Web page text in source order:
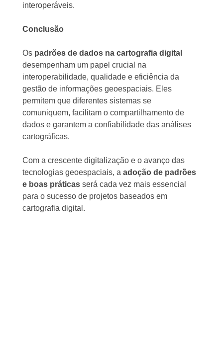
interoperáveis.
Conclusão
Os padrões de dados na cartografia digital
desempenham um papel crucial na
interoperabilidade, qualidade e eficiência da
gestão de informações geoespaciais. Eles
permitem que diferentes sistemas se
comuniquem, facilitam o compartilhamento de
dados e garantem a confiabilidade das análises
cartográficas.
Com a crescente digitalização e o avanço das
tecnologias geoespaciais, a adoção de padrões
e boas práticasserá cada vez mais essencial
para o sucesso de projetos baseados em
cartografia digital.